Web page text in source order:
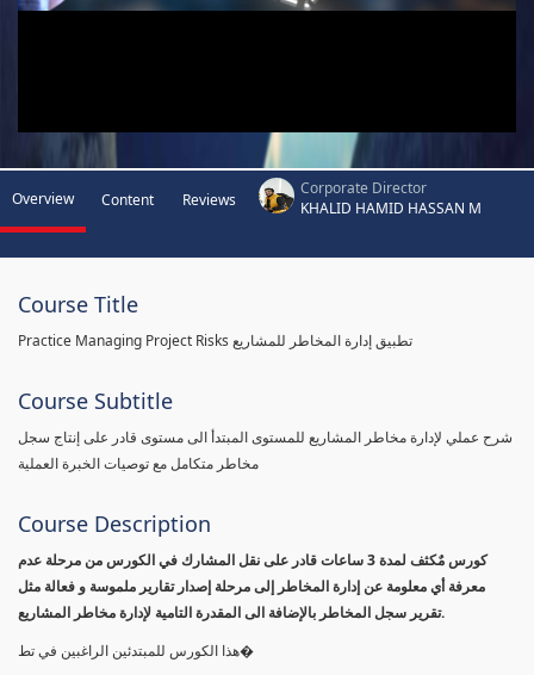
Overview Content Reviews
Corporate Director
KHALID HAMID HASSAN M
Course Title
Practice Managing Project Risks تطبيق إدارة المخاطر للمشاريع
Course Subtitle
شرح عملي لإدارة مخاطر المشاريع للمستوى المبتدأ الى مستوى قادر على إنتاج سجل
مخاطر متكامل مع توصيات الخبرة العملية
Course Description
كورس مٌكثف لمدة 3 ساعات قادر على نقل المشارك في الكورس من مرحلة عدم
معرفة أي معلومة عن إدارة المخاطر إلى مرحلة إصدار تقارير ملموسة و فعالة مثل
تقرير سجل المخاطر بالإضافة الى المقدرة التامية لإدارة مخاطر المشاريع.
هذا الكورس للمبتدئين الراغبين في تط�